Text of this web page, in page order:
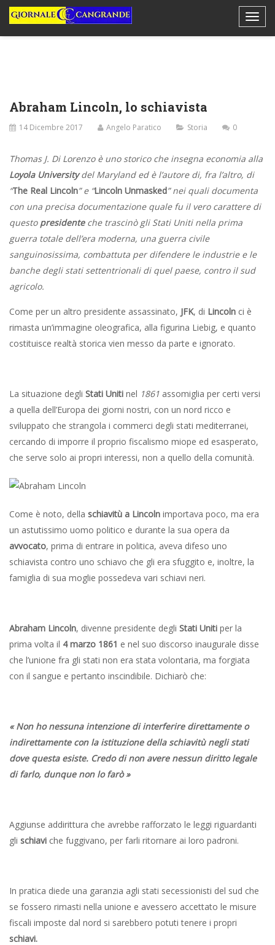
Abraham Lincoln, lo schiavista
14 Dicembre 2017 Angelo Paratico Storia 0
Thomas J. Di Lorenzo è uno storico che insegna economia alla
Loyola Universitydel Maryland ed è l’autore di, fra l’altro, di
“The Real Lincoln” e “Lincoln Unmasked” nei quali documenta
con una precisa documentazione quale fu il vero carattere di
questo presidente che trascinò gli Stati Uniti nella prima
guerra totale dell’era moderna, una guerra civile
sanguinosissima, combattuta per difendere le industrie e le
banche degli stati settentrionali di quel paese, contro il sud
agricolo.
Come per un altro presidente assassinato, JFK, di Lincoln ci è
rimasta un’immagine oleografica, alla figurina Liebig, e quanto
costituisce realtà storica vien messo da parte e ignorato.
La situazione degli Stati Uniti nel 1861 assomiglia per certi versi
a quella dell’Europa dei giorni nostri, con un nord ricco e
sviluppato che strangola i commerci degli stati mediterranei,
cercando di imporre il proprio fiscalismo miope ed esasperato,
che serve solo ai propri interessi, non a quello della comunità.
Come è noto, della schiavitù a Lincoln importava poco, ma era
un astutissimo uomo politico e durante la sua opera da
avvocato, prima di entrare in politica, aveva difeso uno
schiavista contro uno schiavo che gli era sfuggito e, inoltre, la
famiglia di sua moglie possedeva vari schiavi neri.
Abraham Lincoln, divenne presidente degli Stati Uniti per la
prima volta il 4 marzo 1861 e nel suo discorso inaugurale disse
che l’unione fra gli stati non era stata volontaria, ma forgiata
con il sangue e pertanto inscindibile. Dichiarò che:
« Non ho nessuna intenzione di interferire direttamente o
indirettamente con la istituzione della schiavitù negli stati
dove questa esiste. Credo di non avere nessun diritto legale
di farlo, dunque non lo farò »
Aggiunse addirittura che avrebbe rafforzato le leggi riguardanti
gli schiavi che fuggivano, per farli ritornare ai loro padroni.
In pratica diede una garanzia agli stati secessionisti del sud che
se fossero rimasti nella unione e avessero accettato le misure
fiscali imposte dal nord si sarebbero potuti tenere i propri
schiavi.